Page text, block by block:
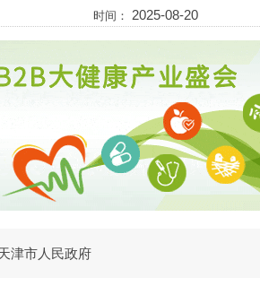
时间： 2025-08-20
津市人民政府